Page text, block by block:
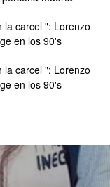
la carcel ": Lorenzo
en los 90's
la carcel ": Lorenzo
en los 90's